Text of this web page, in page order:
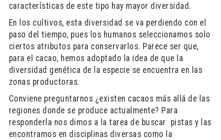
características de este tipo hay mayor diversidad.
En los cultivos, esta diversidad se va perdiendo con el
paso del tiempo, pues los humanos seleccionamos solo
ciertos atributos para conservarlos. Parece ser que,
para el cacao, hemos adoptado la idea de que la
diversidad genética de la especie se encuentra en las
zonas productoras.
Conviene preguntarnos ¿existen cacaos más allá de las
regiones donde se produce actualmente? Para
responderla nos dimos a la tarea de buscar pistas y las
encontramos en disciplinas diversas como la